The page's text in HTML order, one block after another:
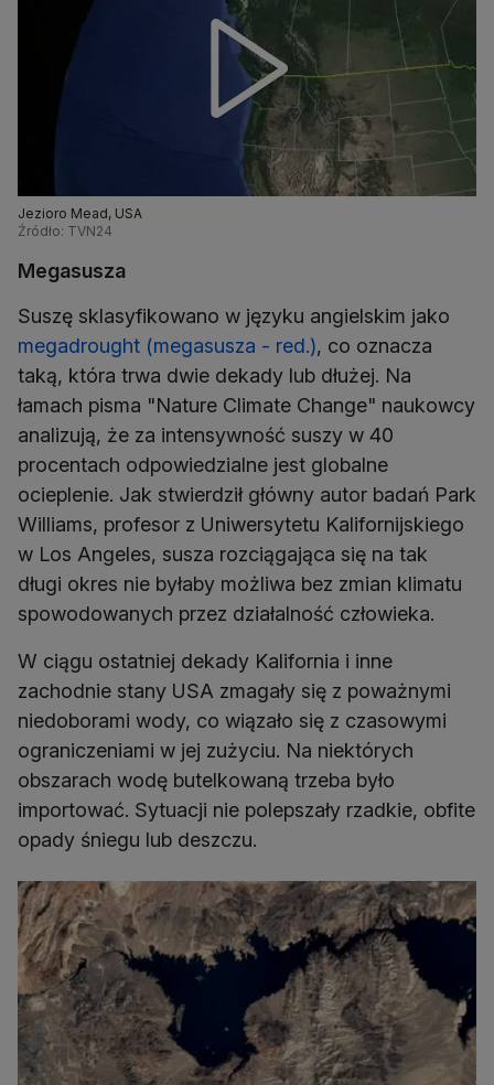
Jezioro Mead, USA
Źródło: TVN24
Megasusza
Suszę sklasyfikowano w języku angielskim jako
megadrought (megasusza - red.), co oznacza
taką, która trwa dwie dekady lub dłużej. Na
łamach pisma "Nature Climate Change" naukowcy
analizują, że za intensywność suszy w 40
procentach odpowiedzialne jest globalne
ocieplenie. Jak stwierdził główny autor badań Park
Williams, profesor z Uniwersytetu Kalifornijskiego
w Los Angeles, susza rozciągająca się na tak
długi okres nie byłaby możliwa bez zmian klimatu
spowodowanych przez działalność człowieka.
W ciągu ostatniej dekady Kalifornia i inne
zachodnie stany USA zmagały się z poważnymi
niedoborami wody, co wiązało się z czasowymi
ograniczeniami w jej zużyciu. Na niektórych
obszarach wodę butelkowaną trzeba było
importować. Sytuacji nie polepszały rzadkie, obfite
opady śniegu lub deszczu.